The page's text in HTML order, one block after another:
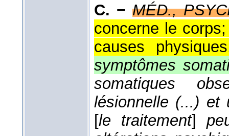
C. − MÉD.,
concerne le
causes
symptômes
somatiques
lésionnelle (...) et
[le traitement]